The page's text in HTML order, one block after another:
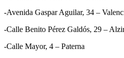
-Avenida Gaspar Aguilar, 34 –
-Calle Benito Pérez Galdós, 29 –
-Calle Mayor, 4 – Paterna